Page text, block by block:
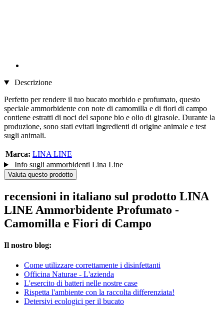
Descrizione
Perfetto per rendere il tuo bucato morbido e profumato, questo
speciale ammorbidente con note di camomilla e di fiori di campo
contiene estratti di noci del sapone bio e olio di girasole. Durante la
produzione, sono stati evitati ingredienti di origine animale e test
sugli animali.
Marca: LINA LINE
Info sugli ammorbidenti Lina Line
Valuta questo prodotto
recensioni in italiano sul prodotto LINA
LINE Ammorbidente Profumato -
Camomilla e Fiori di Campo
Il nostro blog:
Come utilizzare correttamente i disinfettanti
Officina Naturae - L'azienda
L'esercito di batteri nelle nostre case
Rispetta l'ambiente con la raccolta differenziata!
Detersivi ecologici per il bucato